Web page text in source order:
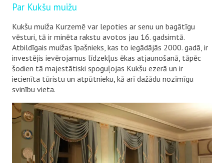
Par Kukšu muižu
Kukšu muiža Kurzemē var lepoties ar senu un bagātīgu
vēsturi, tā ir minēta rakstu avotos jau 16. gadsimtā.
Atbildīgais muižas īpašnieks, kas to iegādājās 2000. gadā, ir
investējis ievērojamus līdzekļus ēkas atjaunošanā, tāpēc
šodien tā majestātiski spoguļojas Kukšu ezerā un ir
iecienīta tūristu un atpūtnieku, kā arī dažādu nozīmīgu
svinību vieta.